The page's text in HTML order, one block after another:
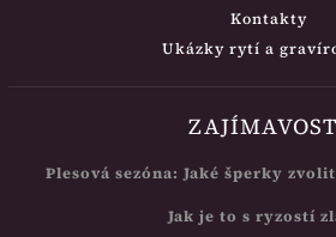
Kontakty
Ukázky rytí a
Plesová sezóna: Jaké šperky
Jak je to s ryzostí